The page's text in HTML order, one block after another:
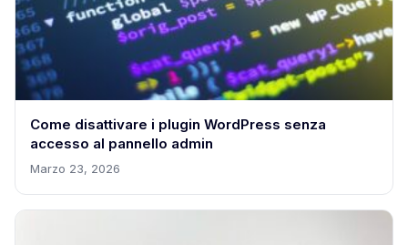
Come disattivare i plugin WordPress senza
accesso al pannello admin
Marzo 23, 2026